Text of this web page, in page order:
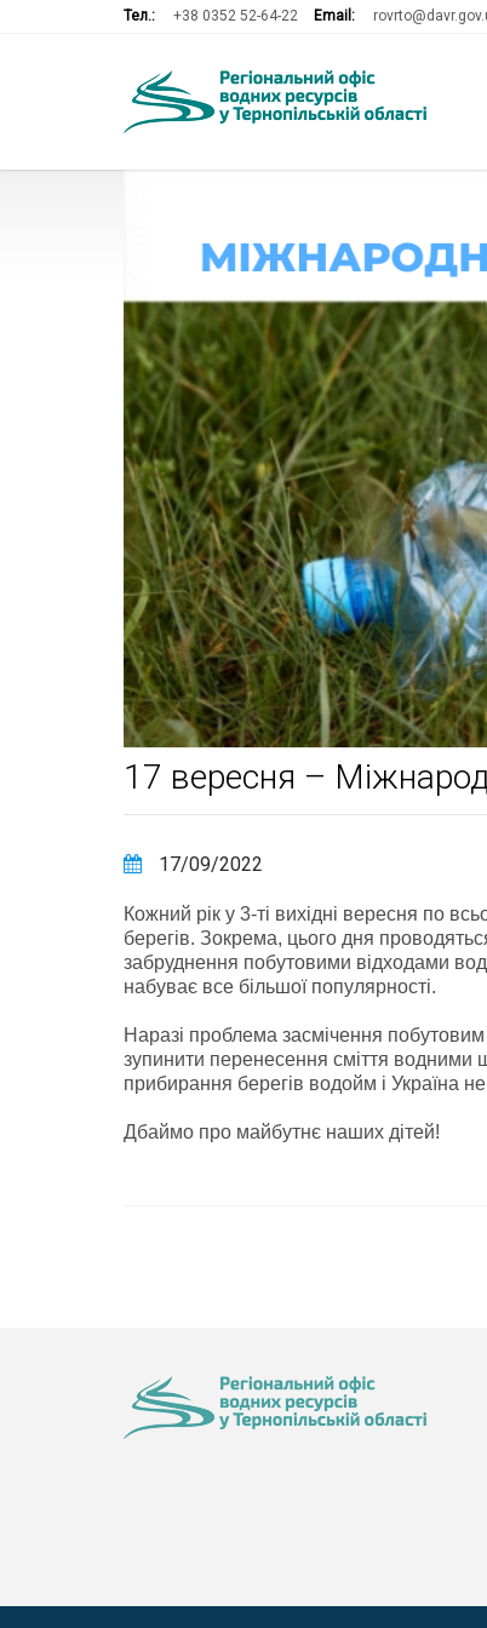
Тел.: +38 0352 52-64-22 Email:
17 вересня –
17/09/2022
Кожний рік у 3-ті вихідні вересня по
берегів. Зокрема, цього дня
забруднення побутовими відходами
набуває все більшої популярності.
Наразі проблема засмічення
зупинити перенесення сміття водними
прибирання берегів водойм і Україна
Дбаймо про майбутнє наших дітей!